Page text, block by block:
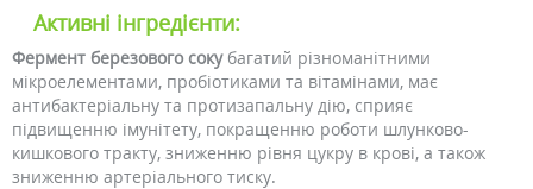
Активні інгредієнти:
Фермент березового сокубагатий різноманітними
мікроелементами, пробіотиками та вітамінами, має
антибактеріальну та протизапальну дію, сприяє
підвищенню імунітету, покращенню роботи шлунково-
кишкового тракту, зниженню рівня цукру в крові, а також
зниженню артеріального тиску.